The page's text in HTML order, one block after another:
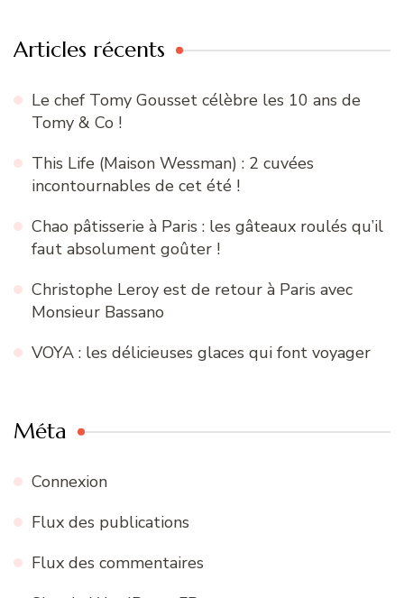
Articles récents
Le chef Tomy Gousset célèbre les 10 ans de
Tomy & Co !
This Life (Maison Wessman) : 2 cuvées
incontournables de cet été !
Chao pâtisserie à Paris : les gâteaux roulés qu’il
faut absolument goûter !
Christophe Leroy est de retour à Paris avec
Monsieur Bassano
VOYA : les délicieuses glaces qui font voyager
Méta
Connexion
Flux des publications
Flux des commentaires